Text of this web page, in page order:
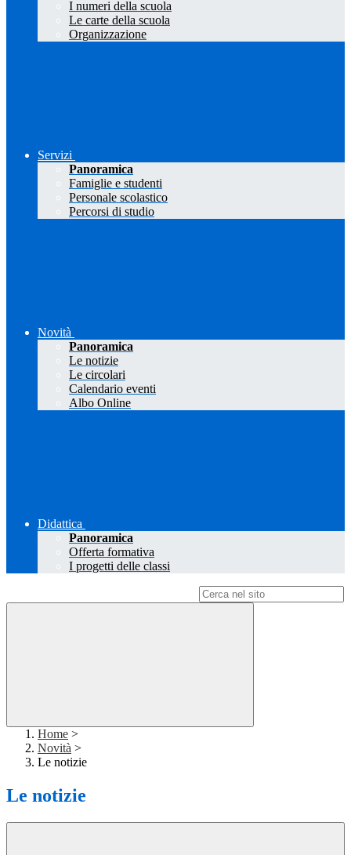
I numeri della scuola
Le carte della scuola
Organizzazione
Servizi
Panoramica
Famiglie e studenti
Personale scolastico
Percorsi di studio
Novità
Panoramica
Le notizie
Le circolari
Calendario eventi
Albo Online
Didattica
Panoramica
Offerta formativa
I progetti delle classi
Home >
Novità >
Le notizie
Le notizie